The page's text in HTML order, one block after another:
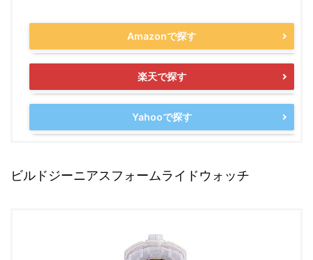
Amazonで探す
楽天で探す
Yahooで探す
ビルドジーニアスフォームライドウォッチ